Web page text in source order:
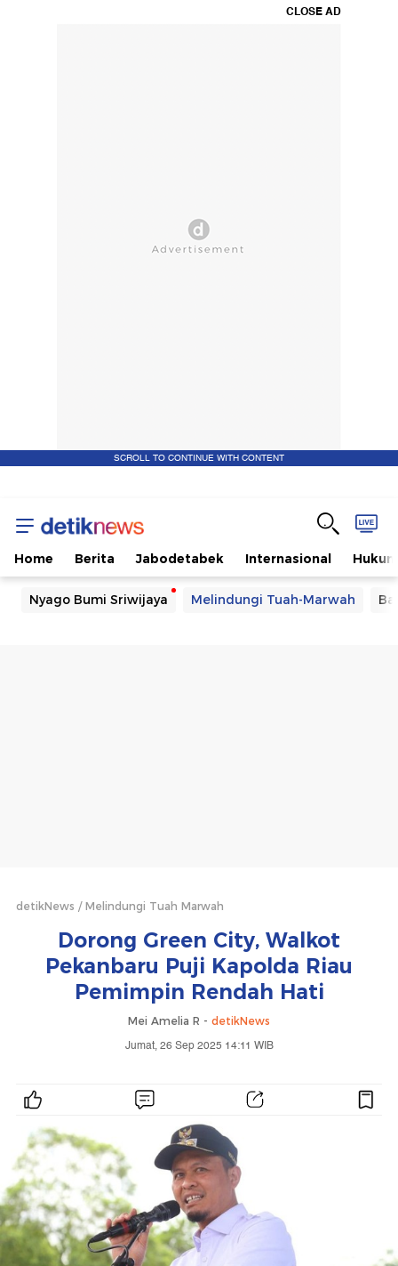
CLOSE AD
SCROLL TO CONTINUE WITH CONTENT
Home Berita Jabodetabek Internasional Hukum
Nyago Bumi Sriwijaya Melindungi Tuah-Marwah
detikNews Melindungi Tuah Marwah
Dorong Green City, Walkot
Pekanbaru Puji Kapolda Riau
Pemimpin Rendah Hati
Mei Amelia R - detikNews
Jumat, 26 Sep 2025 14:11 WIB